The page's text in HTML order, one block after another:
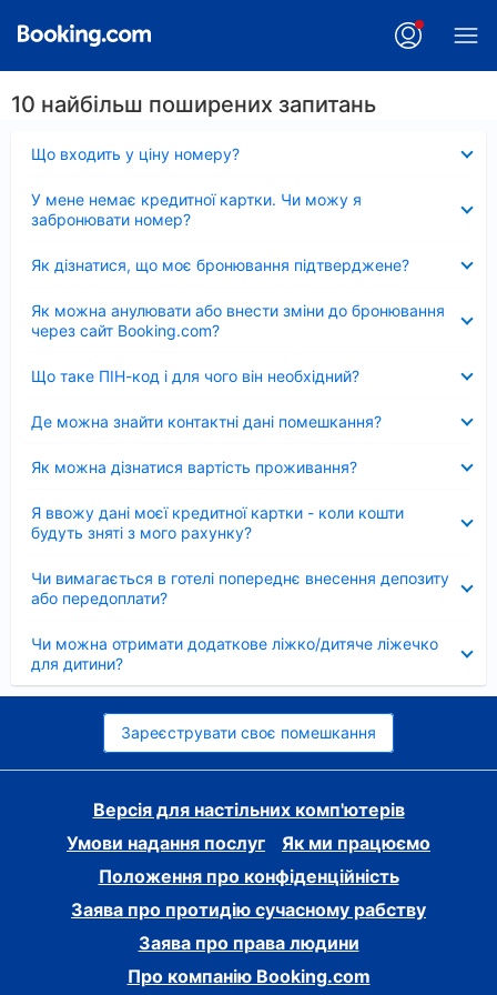
10 найбільш поширених запитань
Що входить у ціну номеру?
У мене немає кредитної картки. Чи можу я
забронювати номер?
Як дізнатися, що моє бронювання підтверджене?
Як можна анулювати або внести зміни до бронювання
через сайт Booking.com?
Що таке ПІН-код і для чого він необхідний?
Де можна знайти контактні дані помешкання?
Як можна дізнатися вартість проживання?
Я ввожу дані моєї кредитної картки - коли кошти
будуть зняті з мого рахунку?
Чи вимагається в готелі попереднє внесення депозиту
або передоплати?
Чи можна отримати додаткове ліжко/дитяче ліжечко
для дитини?
Зареєструвати своє помешкання
Версія для настільних комп'ютерів
Умови надання послуг
Як ми працюємо
Положення про конфіденційність
Заява про протидію сучасному рабству
Заява про права людини
Про компанію Booking.com